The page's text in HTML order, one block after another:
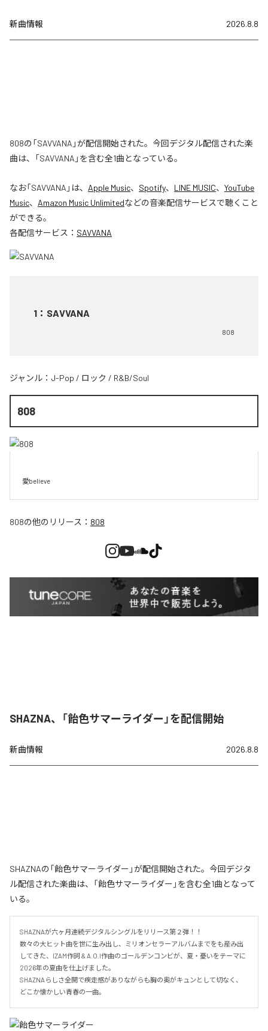
新曲情報 2026.8.8
808の「SAVVANA」が配信開始された。今回デジタル配信された楽
曲は、「SAVVANA」を含む全1曲となっている。
なお「SAVVANA 」は、 Apple Music、 Spotify、 LINE MUSIC、 YouTube
Music、 Amazon Music Unlimitedなどの音楽配信サービスで聴くこと
ができる。
各配信サービス： SAVVANA
1 ： SAVVANA
808
ジャンル： J-Pop / ロック / R&B/Soul
808
愛believe
808の他のリリース： 808
SHAZNA、「飴色サマーライダー」を配信開始
新曲情報 2026.8.8
SHAZNAの「飴色サマーライダー」が配信開始された。今回デジタ
ル配信された楽曲は、「飴色サマーライダー」を含む全1曲となって
いる。
SHAZNAが六ヶ月連続デジタルシングルをリリース第２弾！！
数々の大ヒット曲を世に生み出し、ミリオンセラーアルバムまでをも産み出
してきた、IZAM作詞 & A.O.I作曲のゴールデンコンビが、夏・憂いをテーマに
2026年の夏曲を仕上げました。
SHAZNAらしさ全開で疾走感がありながらも胸の奥がキュンとして切なく、
どこか懐かしい青春の一曲。